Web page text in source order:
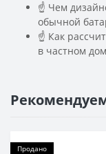
☝ Чем
обычной
☝ Как
в частном
Продано